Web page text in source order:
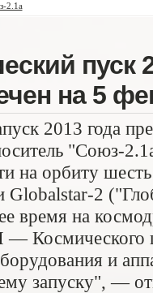
2.1а
пуск
на 5
2013 года
"Союз-
на орбиту
Globalstar-2
время на
Космического
и
запуску", —